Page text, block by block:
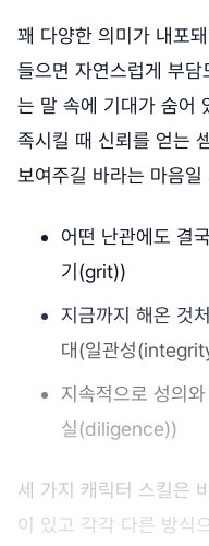
꽤 다양한 의미가 내포
들으면 자연스럽게 부
는 말 속에 기대가 숨어
족시킬 때 신뢰를 얻는
보여주길 바라는 마음
어떤 난관에도 결
기(grit))
지금까지 해온 것
대(일관성
지속적으로 성의
실(diligence))
세 가지 캐릭터 스킬은
이 있고 각각 다른 방식